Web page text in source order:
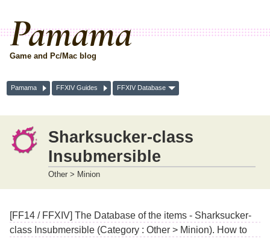
Pamama
Game and Pc/Mac blog
Pamama FFXIV Guides FFXIV Database
Sharksucker-class
Insubmersible
Other > Minion
[FF14 / FFXIV] The Database of the items - Sharksucker-
class Insubmersible (Category : Other > Minion). How to